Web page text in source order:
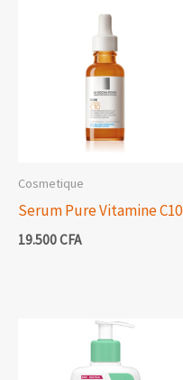
Cosmetique
Serum Pure Vitamine C10
19.500CFA